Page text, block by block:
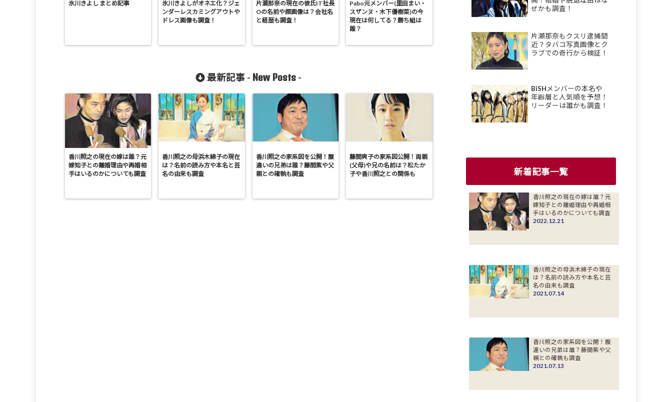
氷川きよし まとめ記事
氷川きよしがオネエ化？ジェ
ンダーレスカミングアウトや
ドレス画像も調査！
片瀬那奈の現在の彼氏IT社長
Oの名前や顔画像は？会社名
と経歴も調査！
Pabo元メンバー(里田まい・
スザンヌ・木下優樹菜)の今
現在は何してる？勝ち組は
誰？
最新記事 - New Posts -
香川照之の現在の嫁は誰？元
嫁知子との離婚理由や再婚相
手はいるのかについても調査
香川照之の母浜木綿子の現在
は？名前の読み方や本名と芸
名の由来も調査
香川照之の家系図を公開！腹
違いの兄弟は誰？藤間紫や父
親との確執も調査
藤間爽子の家系図公開！両親
(父母)や兄の名前は？松たか
子や香川照之との関係も
ぜかも調査！
片瀬那奈もクスリ逮捕間
近？タバコ写真画像とク
ラブでの奇行から検証！
BiSHメンバーの本名や
年齢層と人気順を予想！
リーダーは誰かも調査！
新着記事一覧
香川照之の現在の嫁は誰？元
嫁知子との離婚理由や再婚相
手はいるのかについても調査
2022.12.21
香川照之の母浜木綿子の現在
は？名前の読み方や本名と芸
名の由来も調査
2021.07.14
香川照之の家系図を公開！腹
違いの兄弟は誰？藤間紫や父
親との確執も調査
2021.07.13